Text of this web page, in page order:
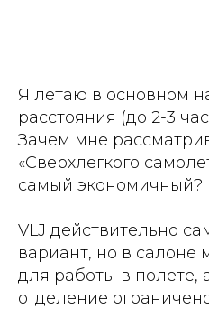
Я летаю в основном
расстояния (до 2-3
Зачем мне
«Сверхлегкого
самый экономичный?
VLJ действительно
вариант, но в салоне
для работы в полете,
отделение